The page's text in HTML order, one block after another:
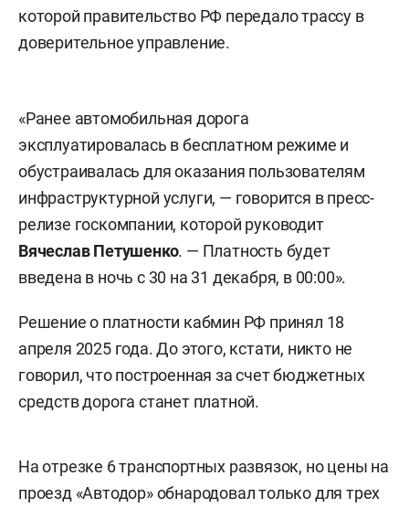
которой правительство РФ передало трассу в
доверительное управление.
«Ранее автомобильная дорога
эксплуатировалась в бесплатном режиме и
обустраивалась для оказания пользователям
инфраструктурной услуги, — говорится в пресс-
релизе госкомпании, которой руководит
Вячеслав Петушенко. — Платность будет
введена в ночь с 30 на 31 декабря, в 00:00».
Решение о платности кабмин РФ принял 18
апреля 2025 года. До этого, кстати, никто не
говорил, что построенная за счет бюджетных
средств дорога станет платной.
На отрезке 6 транспортных развязок, но цены на
проезд «Автодор» обнародовал только для трех